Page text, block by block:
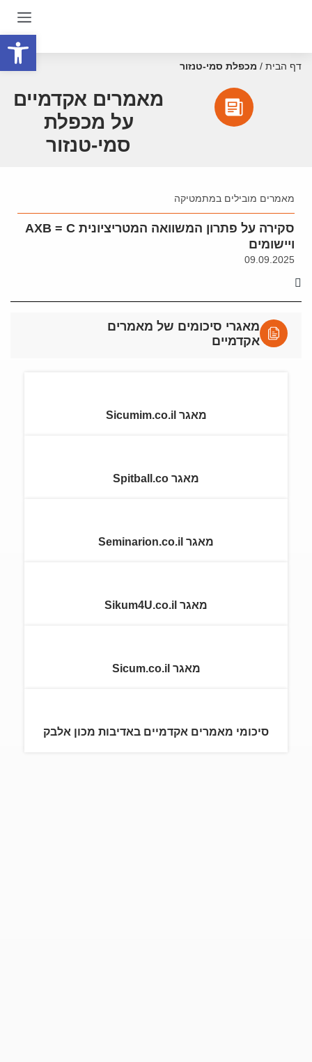
דף הבית / מכפלת סמי-טנזור
מאמרים אקדמיים
על מכפלת
סמי-טנזור
מאמרים מובילים במתמטיקה
סקירה על פתרון המשוואה המטריציונית AXB = C
ויישומים
09.09.2025
מאגרי סיכומים של מאמרים
אקדמיים
מאגר Sicumim.co.il
מאגר Spitball.co
מאגר Seminarion.co.il
מאגר Sikum4U.co.il
מאגר Sicum.co.il
סיכומי מאמרים אקדמיים באדיבות מכון אלבק
פתח